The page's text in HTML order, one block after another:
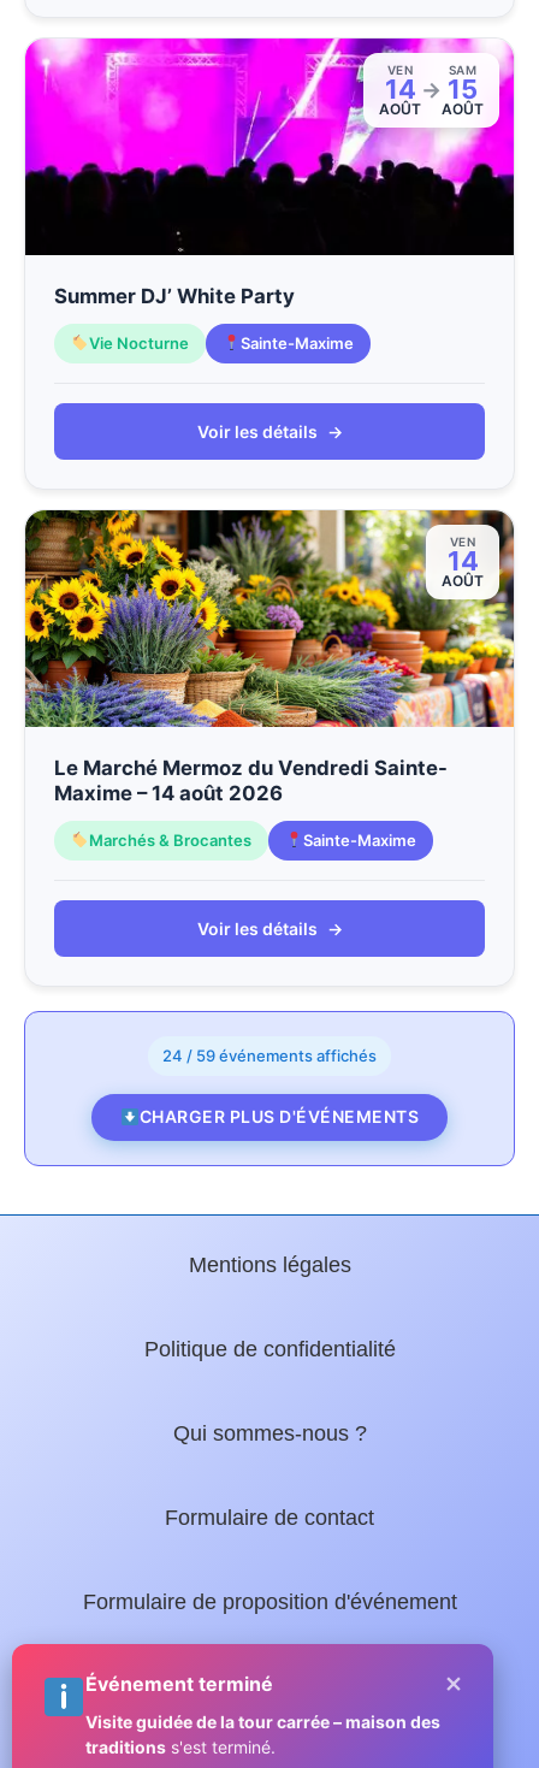
VEN
14
AOÛT
→
SAM
15
AOÛT
Summer DJ’ White Party
Vie Nocturne Sainte-Maxime
Voir les détails →
VEN
14
AOÛT
Le Marché Mermoz du Vendredi Sainte-
Maxime – 14 août 2026
Marchés & Brocantes Sainte-Maxime
Voir les détails →
24 / 59 événements affichés
CHARGER PLUS D'ÉVÉNEMENTS
Mentions légales
Politique de confidentialité
Qui sommes-nous ?
Formulaire de contact
Formulaire de proposition d'événement
Nos guides locaux :
Guide complet de Sainte-Maxime
Événement terminé
Visite guidée de la tour carrée – maison des
traditions s'est terminé.
×